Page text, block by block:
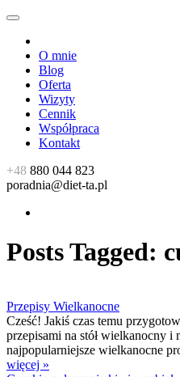
O mnie
Blog
Oferta
Wizyty
Cennik
Współpraca
Kontakt
+48 880 044 823
poradnia@diet-ta.pl
Posts Tagged:
Przepisy Wielkanocne
Cześć! Jakiś czas temu
przepisami na stół wielkanocny i
najpopularniejsze wielkanocne
więcej »